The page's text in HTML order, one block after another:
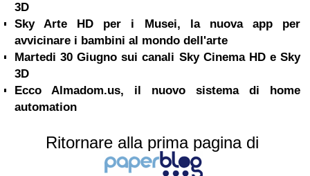
3D
Sky Arte HD per i Musei, la nuova app per
avvicinare i bambini al mondo dell'arte
Martedi 30 Giugno sui canali Sky Cinema HD e Sky
3D
Ecco Almadom.us, il nuovo sistema di home
automation
Ritornare alla prima pagina di